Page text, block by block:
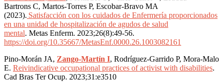
Bartrons C, Martos-Torres P, Escobar-Bravo MA
(2023). Satisfacción con los cuidados de Enfermería proporcionados
en una unidad de hospitalización de agudos de salud
mental. Metas Enferm. 2023;26(8):49-56.
https://doi.org/10.35667/MetasEnf.0000.26.1003082161
Pino-Morán JA, Zango-Martín I, Rodríguez-Garrido P, Mora-Malo
E. Reivindicative occupational practices of activist with disabilities.
Cad Bras Ter Ocup. 2023;31:e3510